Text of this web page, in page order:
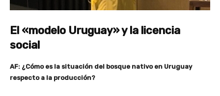
El «modelo Uruguay» y la licencia
social
AF: ¿Cómo es la situación del bosque nativo en Uruguay
respecto a la producción?